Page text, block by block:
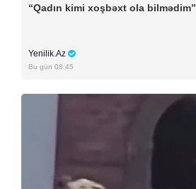
“Qadın kimi xoşbəxt ola bilmədim”
Yenilik.Az
Bu gün 08:45